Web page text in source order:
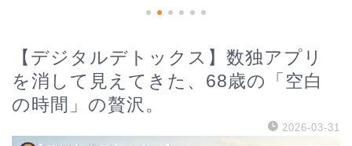
【デジタルデトックス】数独アプリ
を消して見えてきた、68歳の「空白
の時間」の贅沢。
2026-03-31